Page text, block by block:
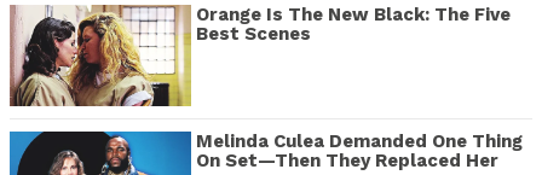
Orange Is The New Black: The Five
Best Scenes
Melinda Culea Demanded One Thing
On Set—Then They Replaced Her